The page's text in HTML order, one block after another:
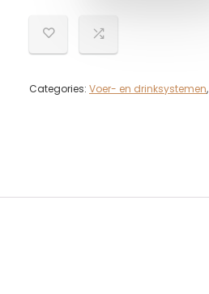
Categories: Voer- en drinksystemen,